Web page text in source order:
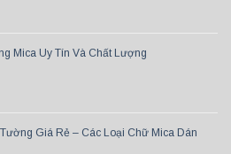
Mica Uy Tín Và Chất Lượng
Giá Rẻ – Các Loại Chữ Mica Dán